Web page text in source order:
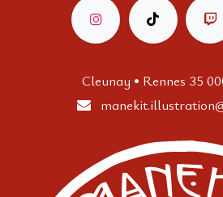
Cleunay • Rennes 35
manekit.illustration